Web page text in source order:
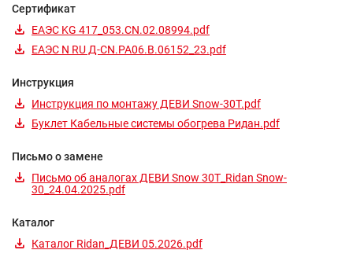
Сертификат
ЕАЭС KG 417_053.CN.02.08994.pdf
ЕАЭС N RU Д-CN.РА06.В.06152_23.pdf
Инструкция
Инструкция по монтажу ДЕВИ Snow-30T.pdf
Буклет Кабельные системы обогрева Ридан.pdf
Письмо о замене
Письмо об аналогах ДЕВИ Snow 30T_Ridan Snow-
30_24.04.2025.pdf
Каталог
Каталог Ridan_ДЕВИ 05.2026.pdf